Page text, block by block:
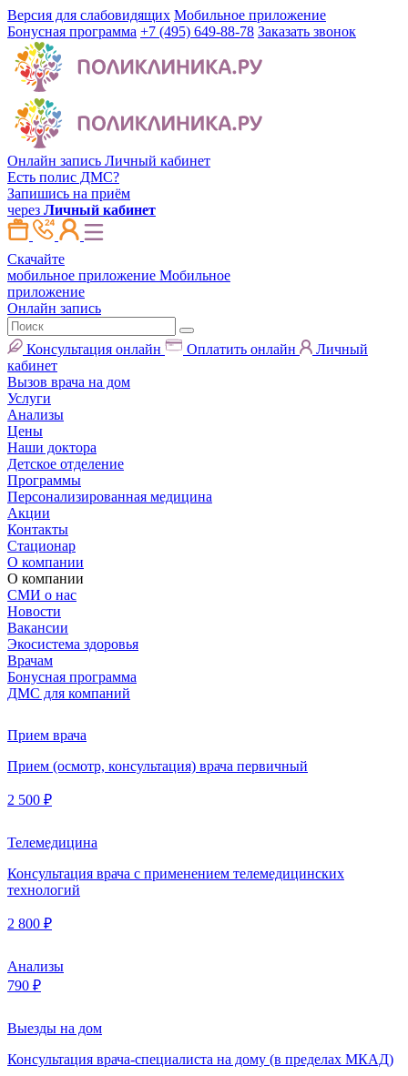
Версия для слабовидящих Мобильное приложение
Бонусная программа +7 (495) 649-88-78 Заказать звонок
Онлайн запись Личный кабинет
Есть полис ДМС?
Запишись на приём
через Личный кабинет
Скачайте
мобильное приложение Мобильное
приложение
Онлайн запись
Консультация онлайн Оплатить онлайн
Личный
кабинет
Вызов врача на дом
Услуги
Анализы
Цены
Наши доктора
Детское отделение
Программы
Персонализированная медицина
Акции
Контакты
Стационар
О компании
О компании
СМИ о нас
Новости
Вакансии
Экосистема здоровья
Врачам
Бонусная программа
ДМС для компаний
Прием врача
Прием (осмотр, консультация) врача первичный
2 500 ₽
Телемедицина
Консультация врача с применением телемедицинских
технологий
2 800 ₽
Анализы
790 ₽
Выезды на дом
Консультация врача-специалиста на дому (в пределах МКАД)